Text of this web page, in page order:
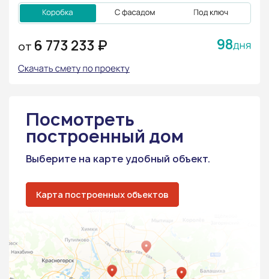
ОТ 6 773 233 ₽ 98
Посмотреть
построенный дом
Выберите на карте удобный объект.
Карта построенных объектов